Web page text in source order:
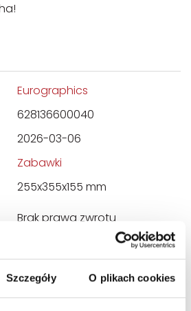
Szczegóły O plikach cookies
Eurographics
628136600040
2026-03-06
Zabawki
255x355x155 mm
Brak prawa zwrotu
Eurographics s.r.o.